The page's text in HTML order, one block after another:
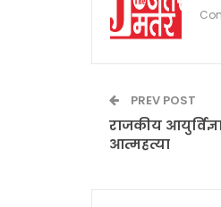
PREV POST
राजकीय
आत्महत्या